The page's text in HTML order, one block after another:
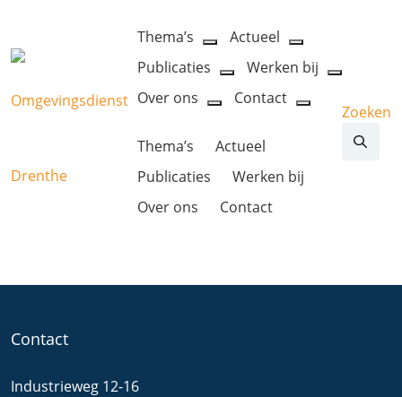
Thema’s
dropdown
menu
Actueel
dropdown
Publicaties
dropdown
Werken bij
Over ons
menu
Contact
dropdown
Thema’s
Actueel
Publicaties
Werken bij
Over ons
Contact
Zoeken
Contact
Industrieweg 12-16